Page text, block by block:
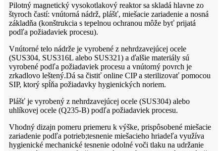
Pilotný magnetický vysokotlakový reaktor sa skladá hlavne zo
štyroch častí: vnútorná nádrž, plášť, miešacie zariadenie a nosná
základňa (konštrukcia s tepelnou ochranou môže byť prijatá
podľa požiadaviek procesu).
Vnútorné telo nádrže je vyrobené z nehrdzavejúcej ocele
(SUS304, SUS316L alebo SUS321) a ďalšie materiály sú
vyrobené podľa požiadaviek procesu a vnútorný povrch je
zrkadlovo leštený.Dá sa čistiť online CIP a sterilizovať pomocou
SIP, ktorý spĺňa požiadavky hygienických noriem.
Plášť je vyrobený z nehrdzavejúcej ocele (SUS304) alebo
uhlíkovej ocele (Q235-B) podľa požiadaviek procesu.
Vhodný dizajn pomeru priemeru k výške, prispôsobené miešacie
zariadenie podľa potrieb;tesnenie miešacieho hriadeľa využíva
hygienické mechanické tesnenie odolné voči tlaku na udržanie